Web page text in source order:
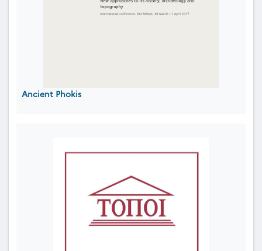
Ancient Phokis